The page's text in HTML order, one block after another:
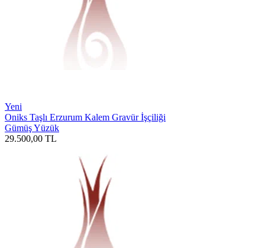
Yeni
Oniks Taşlı Erzurum Kalem Gravür İşçiliği
Gümüş Yüzük
29.500,00 TL